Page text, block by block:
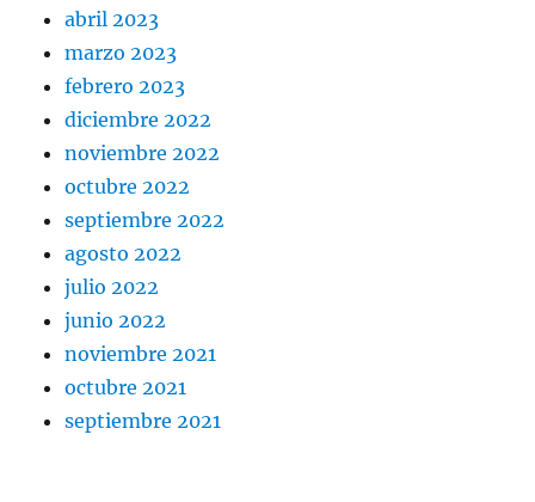
abril 2023
marzo 2023
febrero 2023
diciembre 2022
noviembre 2022
octubre 2022
septiembre 2022
agosto 2022
julio 2022
junio 2022
noviembre 2021
octubre 2021
septiembre 2021